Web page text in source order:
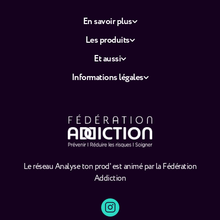
Le réseau Analyse ton prod' est animé par la Fédération
Addiction
En savoir plus
Les produits
Et aussi
Informations légales